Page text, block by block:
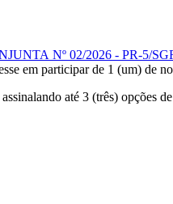
Nº 02/2026 - PR-5/
em participar de 1 (um) de
até 3 (três) opções